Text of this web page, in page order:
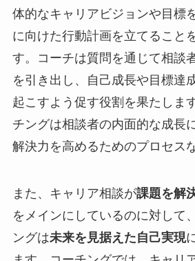
体的なキャリアビジョンや目標
に向けた行動計画を立てること
す。コーチは質問を通じて相談
を引き出し、自己成長や目標達
起こすよう促す役割を果たしま
チングは相談者の内面的な成長
解決力を高めるためのプロセス
また、キャリア相談が課題を解
をメインにしているのに対して
ングは未来を見据えた自己実現